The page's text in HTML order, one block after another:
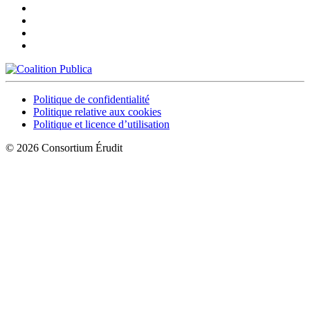
Politique de confidentialité
Politique relative aux cookies
Politique et licence d’utilisation
© 2026 Consortium Érudit